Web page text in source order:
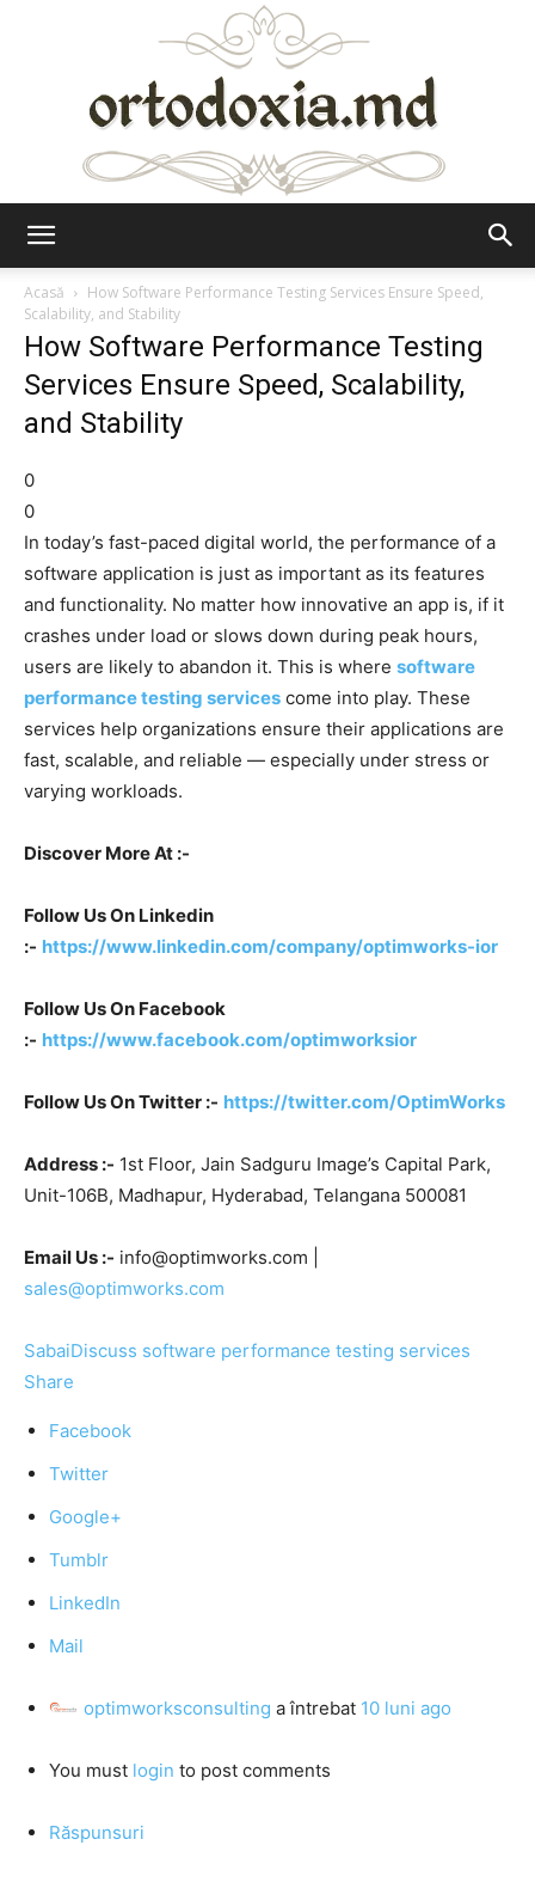
Acasă
How Software Performance Testing Services Ensure Speed,
Scalability, and Stability
How Software Performance Testing
Services Ensure Speed, Scalability,
and Stability
0
0
In today’s fast-paced digital world, the performance of a
software application is just as important as its features
and functionality. No matter how innovative an app is, if it
crashes under load or slows down during peak hours,
users are likely to abandon it. This is where software
performance testing services come into play. These
services help organizations ensure their applications are
fast, scalable, and reliable — especially under stress or
varying workloads.
Discover More At :-
Follow Us On Linkedin
:- https://www.linkedin.com/company/optimworks-ior
Follow Us On Facebook
:- https://www.facebook.com/optimworksior
Follow Us On Twitter :- https://twitter.com/OptimWorks
Address :- 1st Floor, Jain Sadguru Image’s Capital Park,
Unit-106B, Madhapur, Hyderabad, Telangana 500081
Email Us :- info@optimworks.com |
sales@optimworks.com
SabaiDiscuss software performance testing services
Share
Facebook
Twitter
Google+
Tumblr
LinkedIn
Mail
optimworksconsulting a întrebat 10 luni ago
You must login to post comments
Răspunsuri